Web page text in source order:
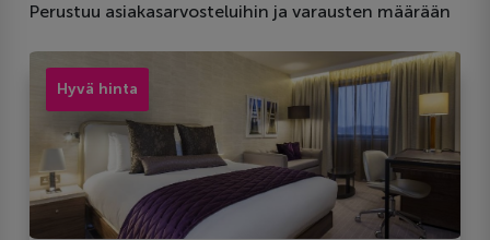
Perustuu asiakasarvosteluihin ja varausten määrään
Hyvä hinta